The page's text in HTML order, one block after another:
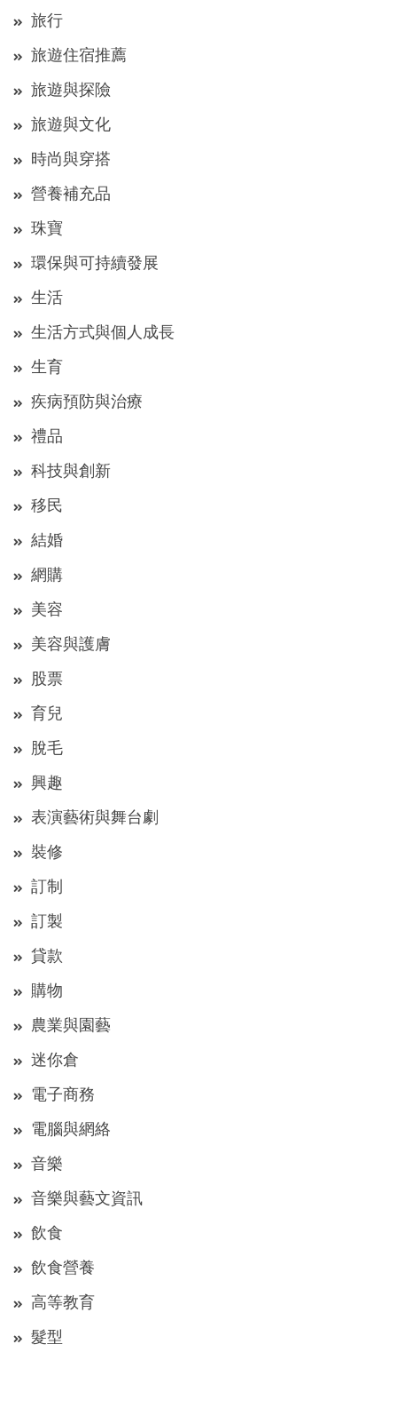
旅行
旅遊住宿推薦
旅遊與探險
旅遊與文化
時尚與穿搭
營養補充品
珠寶
環保與可持續發展
生活
生活方式與個人成長
生育
疾病預防與治療
禮品
科技與創新
移民
結婚
網購
美容
美容與護膚
股票
育兒
脫毛
興趣
表演藝術與舞台劇
裝修
訂制
訂製
貸款
購物
農業與園藝
迷你倉
電子商務
電腦與網絡
音樂
音樂與藝文資訊
飲食
飲食營養
高等教育
髮型